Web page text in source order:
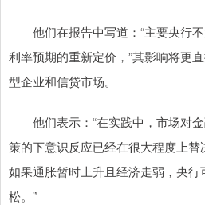
他们在报告中写道：“主要央行不
利率预期的重新定价，”其影响将更
型企业和信贷市场。
他们表示：“在实践中，市场对金
策的下意识反应已经在很大程度上替
如果通胀暂时上升且经济走弱，央
松。”